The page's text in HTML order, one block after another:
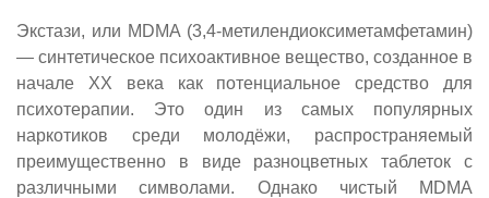
Экстази, или MDMA (3,4-метилендиоксиметамфетамин)
— синтетическое психоактивное вещество, созданное в
начале XX века как потенциальное средство для
психотерапии. Это один из самых популярных
наркотиков среди молодёжи, распространяемый
преимущественно в виде разноцветных таблеток с
различными символами. Однако чистый MDMA